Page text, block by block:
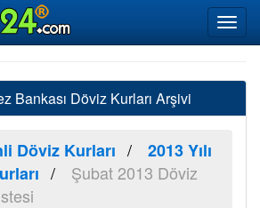
Bankası Döviz Kurları Arşivi
Döviz Kurları
2013 Yılı
Şubat 2013 Döviz